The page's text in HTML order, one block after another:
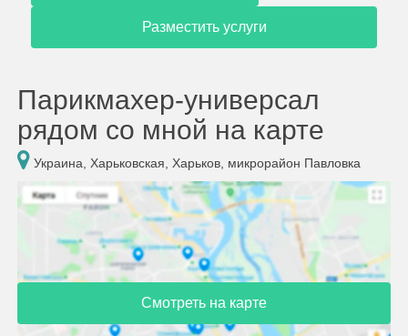
Разместить услуги
Парикмахер-универсал
рядом со мной на карте
Украина, Харьковская, Харьков, микрорайон Павловка
Смотреть на карте